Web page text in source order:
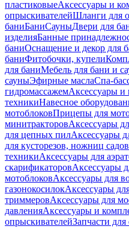
пластиковыеАксессуары и
опрыскивателейШланги для
баниБаниСауныДвери для
изделияБанные
баниОснащение и декор для
баниФитобочки, купели
для баниМебель для бани и
сауныЭфирные маслаСпа-
гидромассажемАксессуары и
техникиНавесное
мотоблоковПрицепы для
минитракторовАксессуары
для цепных пилАксессуары
для кусторезов, ножниц
техникиАксессуары для
скарификаторовАксессуары
мотоблоковАксессуары для
газонокосилокАксессуары
триммеровАксессуары для
давленияАксессуары и
опрыскивателейЗапчасти